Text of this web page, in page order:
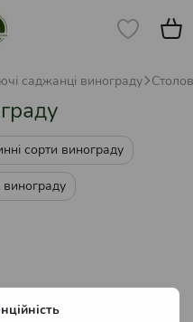
саджанці винограду
сорти винограду
винограду